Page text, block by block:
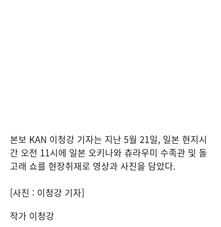
본보 KAN 이청강 기자는 지난 5월 21일, 일본 현지시
간 오전 11시에 일본 오키나와 츄라우미 수족관 및 돌
고래 쇼를 현장취재로 영상과 사진을 담았다.
[사진 : 이청강 기자]
작가 이청강